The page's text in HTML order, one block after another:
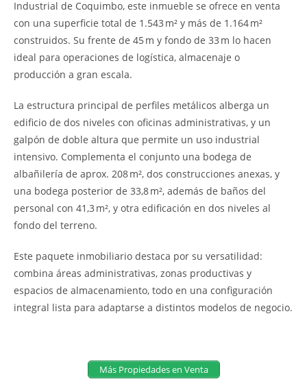
Industrial de Coquimbo, este inmueble se ofrece en venta
con una superficie total de 1.543 m² y más de 1.164 m²
construidos. Su frente de 45 m y fondo de 33 m lo hacen
ideal para operaciones de logística, almacenaje o
producción a gran escala.
La estructura principal de perfiles metálicos alberga un
edificio de dos niveles con oficinas administrativas, y un
galpón de doble altura que permite un uso industrial
intensivo. Complementa el conjunto una bodega de
albañilería de aprox. 208 m², dos construcciones anexas, y
una bodega posterior de 33,8 m², además de baños del
personal con 41,3 m², y otra edificación en dos niveles al
fondo del terreno.
Este paquete inmobiliario destaca por su versatilidad:
combina áreas administrativas, zonas productivas y
espacios de almacenamiento, todo en una configuración
integral lista para adaptarse a distintos modelos de negocio.
Más Propiedades en Venta